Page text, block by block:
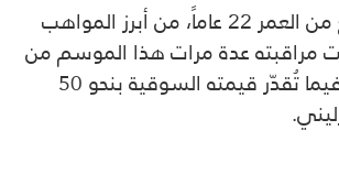
ويعد براون، البالغ من العمر 22 عاماً، من أبرز المواهب
مراقبته عدة مرات هذا الموسم من
قبل ريال مدريد، فيما تُقدّر قيمته السوقية بنحو 50